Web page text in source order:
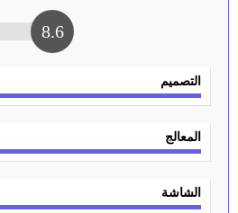
8.6
التصميم
المعالج
الشاشة